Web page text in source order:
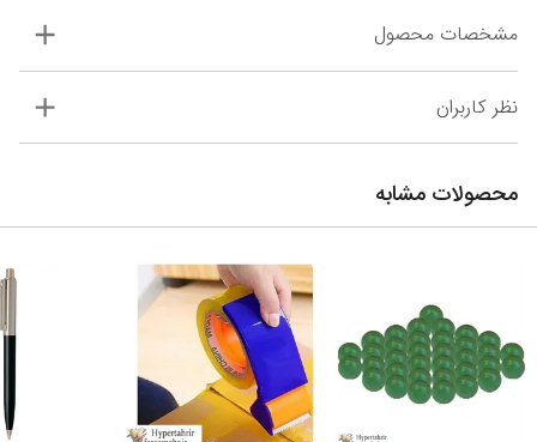
مشخصات محصول
نظر کاربران
محصولات مشابه